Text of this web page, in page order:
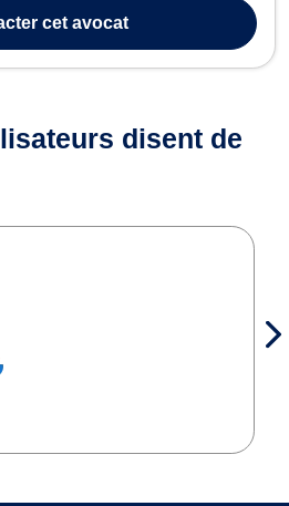
variées. En droit des
cet avocat
disent de